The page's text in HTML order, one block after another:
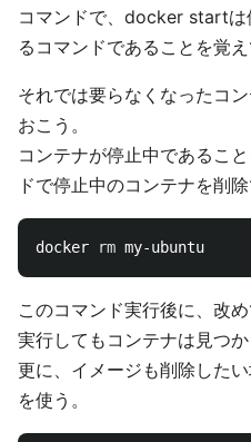
コマンドで、docker startは
るコマンドであることを覚え
それでは要らなくなったコ
おこう。
コンテナが停止中であるこ
ドで停止中のコンテナを削除
docker rm
このコマンド実行後に、改
実行してもコンテナは見つか
更に、イメージも削除した
を使う。